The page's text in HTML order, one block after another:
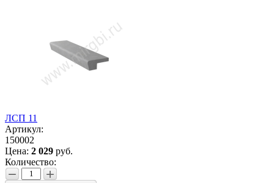
ЛСП 11
Артикул:
150002
Цена: 2 029 руб.
Количество:
− +